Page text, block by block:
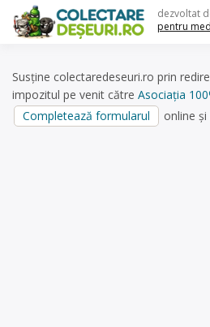
content
dezvoltat
pentru
Susține colectaredeseuri.ro prin
impozitul pe venit către Asociația
Completează formularul
online